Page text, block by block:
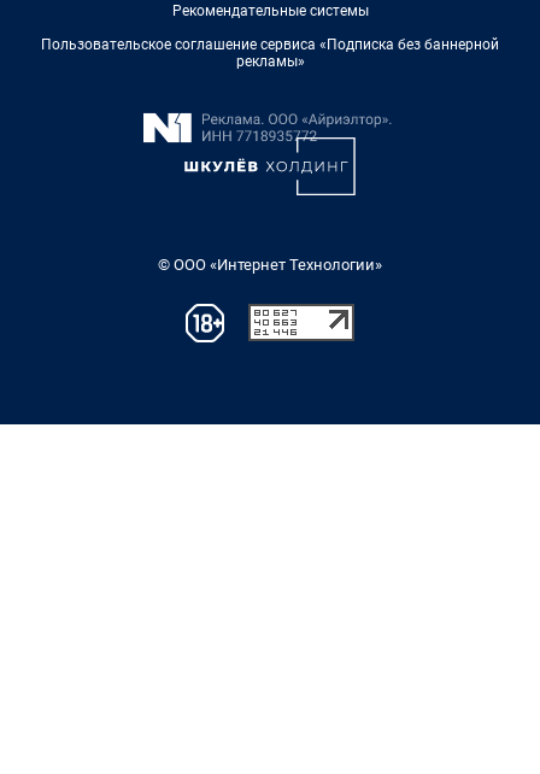
Рекомендательные системы
Пользовательское соглашение сервиса «Подписка без баннерной
рекламы»
© ООО «Интернет Технологии»